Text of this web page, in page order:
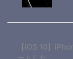
【iOS 10】